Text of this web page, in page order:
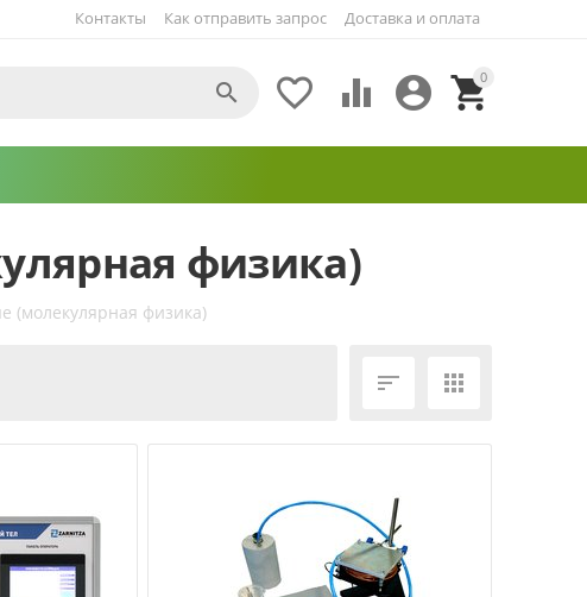
Как отправить запрос Доставка и оплата
Контакты
0


 

физика)
(молекулярная физика)
 